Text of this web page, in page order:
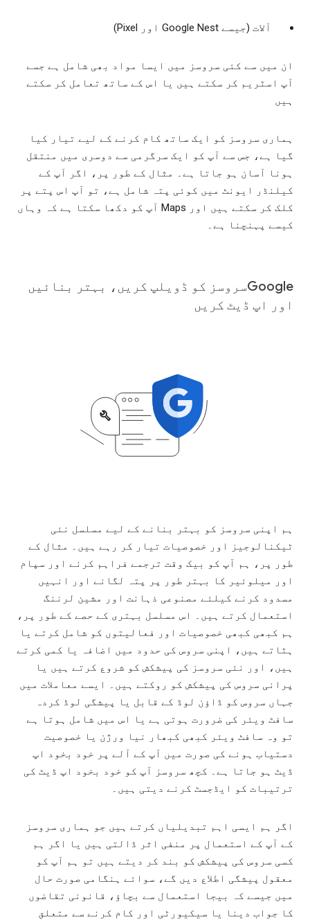
آلات (جیسے Google Nest اور Pixel)
ان میں سے کئی سروسز میں ایسا مواد بھی شامل ہے جسے
آپ اسٹریم کر سکتے ہیں یا اس کے ساتھ تعامل کر سکتے
ہیں
ہماری سروسز کو ایک ساتھ کام کرنے کے لیے تیار کیا
گیا ہے، جس سے آپ کو ایک سرگرمی سے دوسری میں منتقل
ہونا آسان ہو جاتا ہے۔ مثال کے طور پر، اگر آپ کے
کیلنڈر ایونٹ میں کوئی پتہ شامل ہے، تو آپ اس پتے پر
کلک کر سکتے ہیں اور Maps آپ کو دکھا سکتا ہے کہ وہاں
کیسے پہنچنا ہے۔
Googleسروسز کو ڈویلپ کریں، بہتر بنائیں
اور اپ ڈیٹ کریں
ہم اپنی سروسز کو بہتر بنانے کے لیے مسلسل نئی
ٹیکنالوجیز اور خصوصیات تیار کر رہے ہیں۔ مثال کے
طور پر، ہم آپ کو بیک وقت ترجمے فراہم کرنے اور سپام
اور میلوئیر کا بہتر طور پر پتہ لگانے اور انہیں
مسدود کرنے کیلئے مصنوعی ذہانت اور مشین لرننگ
استعمال کرتے ہیں۔ اس مسلسل بہتری کے حصے کے طور پر،
ہم کبھی کبھی خصوصیات اور فعالیتوں کو شامل کرتے یا
ہٹاتے ہیں، اپنی سروس کی حدود میں اضافہ یا کمی کرتے
ہیں، اور نئی سروسز کی پیشکش کو شروع کرتے ہیں یا
پرانی سروس کی پیشکش کو روکتے ہیں۔ ایسے معاملات میں
جہاں سروس کو ڈاؤن لوڈ کے قابل یا پیشگی لوڈ کردہ
سافٹ ویئر کی ضرورت ہوتی ہے یا اس میں شامل ہوتا ہے
تو وہ سافٹ ویئر کبھی کبھار نیا ورژن یا خصوصیت
دستیاب ہونے کی صورت میں آپ کے آلے پر خود بخود اپ
ڈیٹ ہو جاتا ہے۔ کچھ سروسز آپ کو خود بخود اپ ڈیٹ کی
ترتیبات کو ایڈجسٹ کرنے دیتی ہیں۔
اگر ہم ایسی اہم تبدیلیاں کرتے ہیں جو ہماری سروسز
کے آپ کے استعمال پر منفی اثر ڈالتی ہیں یا اگر ہم
کسی سروس کی پیشکش کو بند کر دیتے ہیں تو ہم آپ کو
معقول پیشگی اطلاع دیں گے، سوائے ہنگامی صورت حال
میں جیسے کہ بیجا استعمال سے بچاؤ، قانونی تقاضوں
کا جواب دینا یا سیکیورٹی اور کام کرنے سے متعلق